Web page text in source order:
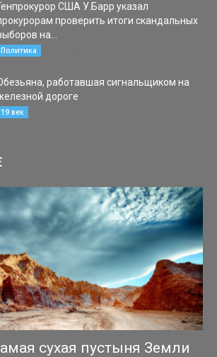
США У.Барр указал
проверить итоги скандальных
на...
Политика
работавшая сигнальщиком на
дороге
19 век
сухая пустыня Земли